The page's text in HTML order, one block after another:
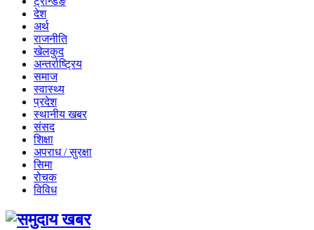
देश
अर्थ
राजनीति
खेलकुद
अन्तर्राष्ट्रिय
समाज
स्वास्थ्य
प्रदेश
स्थानीय खबर
संसद
शिक्षा
अपराध / सुरक्षा
सिमा
रोचक
विविध